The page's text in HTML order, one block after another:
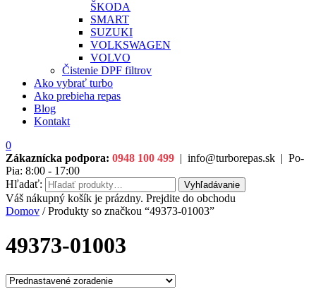
ŠKODA
SMART
SUZUKI
VOLKSWAGEN
VOLVO
Čistenie DPF filtrov
Ako vybrať turbo
Ako prebieha repas
Blog
Kontakt
0
Zákaznícka podpora: 0948 100 499 | info@turborepas.sk | Po-
Pia: 8:00 - 17:00
Hľadať:
Vyhľadávanie
Váš nákupný košík je prázdny. Prejdite do obchodu
Domov / Produkty so značkou “49373-01003”
49373-01003